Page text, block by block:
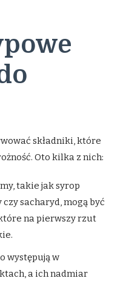
składniki, które
Oto kilka z nich:
takie jak syrop
sacharyd, mogą być
na pierwszy rzut
występują w
a ich nadmiar